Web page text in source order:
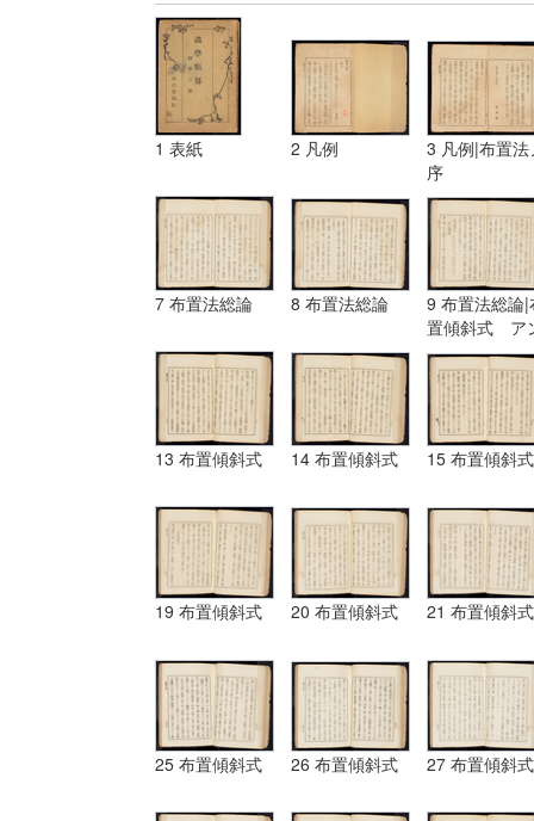
1 表紙 2 凡例
3 凡例|布置法
序
7 布置法総論 8 布置法総論
9 布置法総論|
置傾斜式 ア
ギュラール、
ムポシシヨン
13 布置傾斜式 14 布置傾斜式 15 布置傾斜式
19 布置傾斜式 20 布置傾斜式 21 布置傾斜式
25 布置傾斜式 26 布置傾斜式 27 布置傾斜式